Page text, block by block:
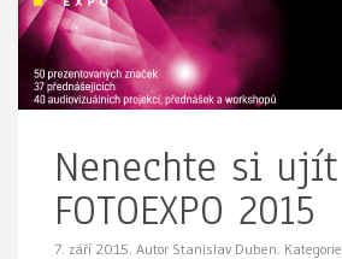
Nenechte si ujít
FOTOEXPO 2015
7. září 2015. Autor Stanislav Duben. Kategorie